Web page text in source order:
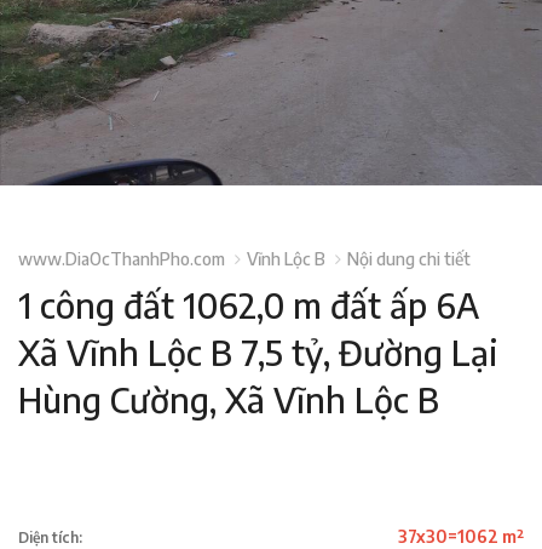
www.DiaOcThanhPho.com Vĩnh Lộc B Nội dung chi tiết
1 công đất 1062,0 m đất ấp 6A
Xã Vĩnh Lộc B 7,5 tỷ, Đường Lại
Hùng Cường, Xã Vĩnh Lộc B
Diện tích: 37x30=1062 m²